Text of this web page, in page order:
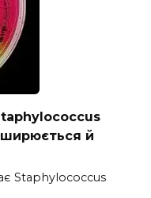
й
Staphylococcus